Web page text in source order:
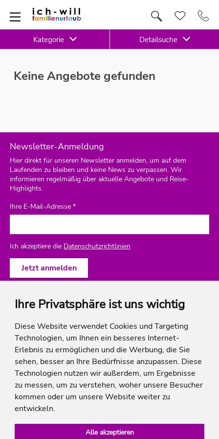
Ihre Privatsphäre ist uns wichtig
Diese Website verwendet Cookies und Targeting
Technologien, um Ihnen ein besseres Internet-
Erlebnis zu ermöglichen und die Werbung, die Sie
sehen, besser an Ihre Bedürfnisse anzupassen. Diese
Technologien nutzen wir außerdem, um Ergebnisse
zu messen, um zu verstehen, woher unsere Besucher
kommen oder um unsere Website weiter zu
entwickeln.
Alle akzeptieren
Kategorie Detailsuche
Keine Angebote gefunden
Newsletter-Anmeldung
Hier direkt für unseren Newsletter anmelden, um auf dem
Laufenden zu bleiben und keine News zu verpassen. Wir
informieren regelmäßig über aktuelle Angebote und Reise-
Highlights.
Ihre E-Mail-Adresse *
Ich akzeptiere die Datenschutzrichtlinien
ich-will-familienurlaub
Rechtliches
auf die Summe der Preise der Einzelleistungen.
**Streichpreise beziehen sich auf die ursprünglichen Preise des Reiseveranstalters.